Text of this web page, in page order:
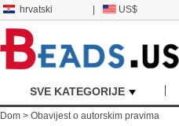
hrvatski US$
SVE KATEGORIJE
Dom > Obavijest o autorskim pravima